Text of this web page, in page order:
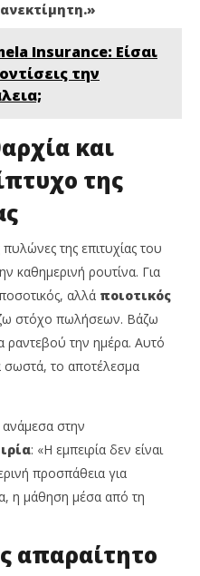
Insurance: Είσαι
την
και
της
της επιτυχίας του
καθημερινή ρουτίνα. Για
αλλά ποιοτικός
στόχο πωλήσεων. Βάζω
ραντεβού την ημέρα. Αυτό
σωστά, το αποτέλεσμα
ανάμεσα στην
: «Η εμπειρία δεν είναι
προσπάθεια για
η μάθηση μέσα από τη
απαραίτητο